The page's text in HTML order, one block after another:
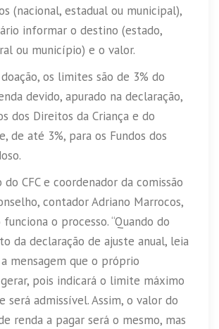
(nacional, estadual ou municipal),
informar o destino (estado,
ou município) e o valor.
os limites são de 3% do
devido, apurado na declaração,
dos Direitos da Criança e do
de até 3%, para os Fundos dos
CFC e coordenador da comissão
contador Adriano Marrocos,
o processo. “Quando do
da declaração de ajuste anual, leia
mensagem que o próprio
pois indicará o limite máximo
será admissível. Assim, o valor do
renda a pagar será o mesmo, mas